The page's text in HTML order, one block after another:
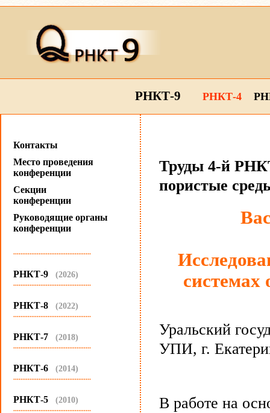
РНКТ-9 РНКТ-4
Контакты
Место проведения
конференции
Секции
конференции
Руководящие органы
конференции
...........................................
РНКТ-9 (2026)
...........................................
РНКТ-8 (2022)
...........................................
РНКТ-7 (2018)
...........................................
РНКТ-6 (2014)
...........................................
РНКТ-5 (2010)
...........................................
Труды 4-й
пористые
Уральский
УПИ, г.
В работе на